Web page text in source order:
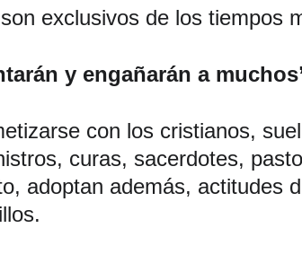
exclusivos de los tiempos
y engañarán a
con los cristianos,
curas, sacerdotes,
adoptan además, actitudes